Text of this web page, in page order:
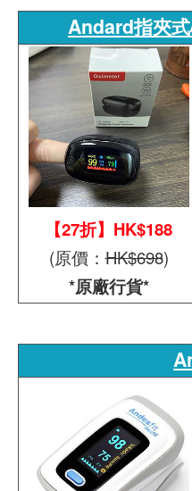
Andard指夾
【27折】HK$188
(原價：HK$698)
*原廠行貨*